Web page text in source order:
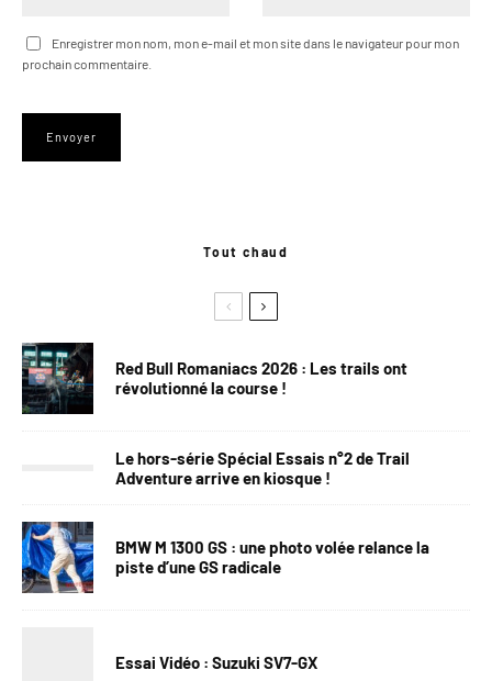
Enregistrer mon nom, mon e-mail et mon site dans le navigateur pour mon
prochain commentaire.
Tout chaud
Red Bull Romaniacs 2026 : Les trails ont
révolutionné la course !
Le hors-série Spécial Essais n°2 de Trail
Adventure arrive en kiosque !
BMW M 1300 GS : une photo volée relance la
piste d’une GS radicale
Essai Vidéo : Suzuki SV7-GX